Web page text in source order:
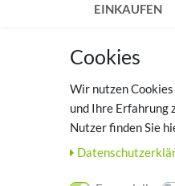
EINKAUFEN
Versandkosten
Vertrag
Hilfe
Warenkorb
Zur Kasse
Cookies
Wir nutzen
und Ihre Erfahrung
Nutzer finden Sie